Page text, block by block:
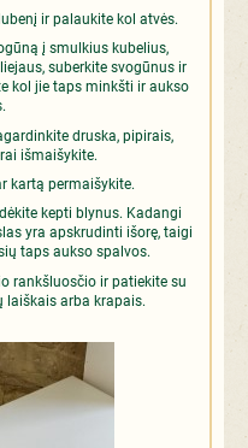
ir palaukite kol atvės.
į smulkius kubelius,
suberkite svogūnus ir
kol jie taps minkšti ir aukso
druska, pipirais,
išmaišykite.
kartą permaišykite.
kepti blynus. Kadangi
yra apskrudinti išorę, taigi
taps aukso spalvos.
rankšluosčio ir patiekite su
laiškais arba krapais.